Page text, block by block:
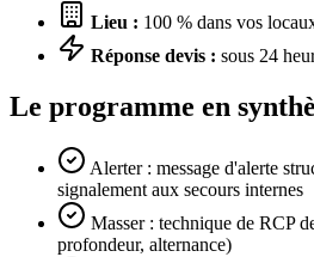
Lieu : 100 % dans vos
Réponse devis : sous 24
Le programme en
Alerter : message d'alerte
signalement aux secours internes
Masser : technique de RCP
profondeur, alternance)